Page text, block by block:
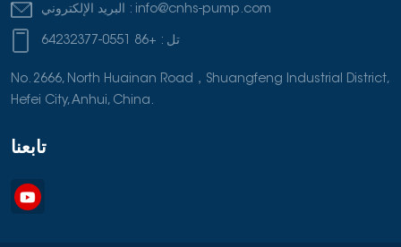
البريد الإلكتروني : info@cnhs-pump.com
تل : +86 0551-64232377
No. 2666, North Huainan Road，Shuangfeng Industrial District,
Hefei City, Anhui, China.
تابعنا